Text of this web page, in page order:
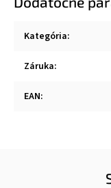
Kategória:
Záruka:
EAN: